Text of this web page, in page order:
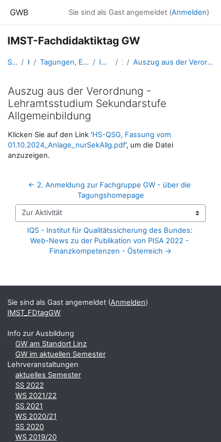
GWB Sie sind als Gast angemeldet (Anmelden)
IMST-Fachdidaktiktag GW
Startseite Kurse Tagungen, Events und Arbeitsgemeinschaften GW IMST_FDtagGW 2024 Auszug aus der Verordnung - Lehramtsstudium Sekundarstufe Allgemeinbildung
Auszug aus der Verordnung -
Lehramtsstudium Sekundarstufe
Allgemeinbildung
Abschlussbedingungen
Klicken Sie auf den Link 'HS-QSG, Fassung vom
01.10.2024_Anlage_nurSekAllg.pdf', um die Datei
anzuzeigen.
← 2. Anmeldung zur Fachgruppe GW - über die
Tagungshomepage
Zur Aktivität
IQS - Institut für Qualitätssicherung des Bundes:
Web-News zu der Publikation von PISA 2022 -
Finanzkompetenzen - Österreich →
Ergänzungsblöcke
Sie sind als Gast angemeldet (Anmelden)
IMST_FDtagGW
Info zur Ausbildung
GW am Standort Linz
GW im aktuellen Semester
Lehrveranstaltungen
aktuelles Semester
SS 2022
WS 2021/22
SS 2021
WS 2020/21
SS 2020
WS 2019/20